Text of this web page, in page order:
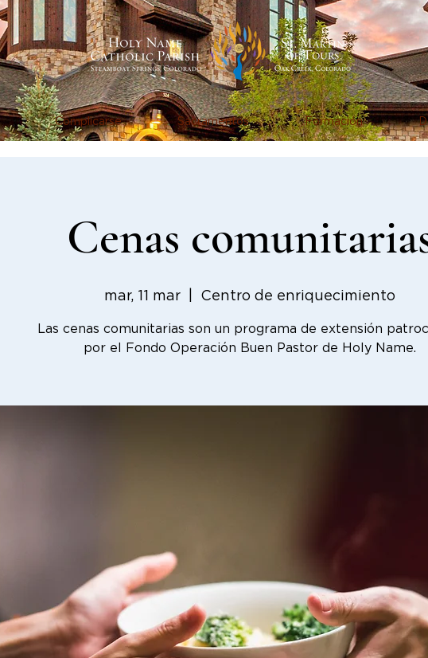
Complicarse Sacramentos Formación
Cenas
mar, 11 mar Centro de enriquecimiento
Las cenas comunitarias son un programa de extensión
por el Fondo Operación Buen Pastor de Holy Name.